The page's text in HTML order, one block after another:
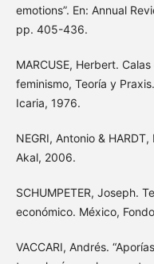
emotions”. En: Annual
pp. 405-436.
MARCUSE, Herbert.
feminismo, Teoría y
Icaria, 1976.
NEGRI, Antonio &
Akal, 2006.
SCHUMPETER, Joseph.
económico. México,
VACCARI, Andrés.